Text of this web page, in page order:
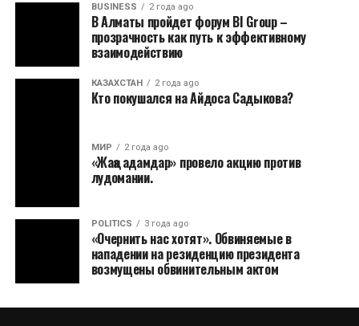
BUSINESS 2 года ago
В Алматы пройдет форум BI Group –
прозрачность как путь к эффективному
взаимодействию
КАЗАХСТАН 2 года ago
Кто покушался на Айдоса Садыкова?
МИР 2 года ago
«Жаңа адамдар» провело акцию против
лудомании.
POLITICS 3 года ago
«Очернить нас хотят». Обвиняемые в
нападении на резиденцию президента
возмущены обвинительным актом